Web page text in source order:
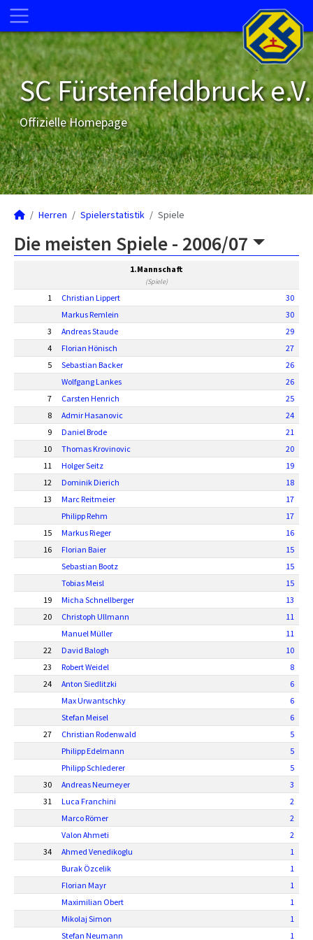
SC Fürstenfeldbruck e.V.
Offizielle Homepage
Herren Spielerstatistik Spiele
Die meisten Spiele - 2006/07
1.Mannschaft
(Spiele)
1 Christian Lippert
30
Markus Remlein
30
3
Andreas Staude
29
4
Florian Hönisch
27
5
Sebastian Backer
26
Wolfgang Lankes
26
7
Carsten Henrich
25
8
Admir Hasanovic
24
9
Daniel Brode
21
10
Thomas Krovinovic
20
11
Holger Seitz
19
12
Dominik Dierich
18
13
Marc Reitmeier
17
Philipp Rehm
17
15
Markus Rieger
16
16
Florian Baier
15
Sebastian Bootz
15
Tobias Meisl
15
19
Micha Schnellberger
13
20
Christoph Ullmann
11
Manuel Müller
11
22
David Balogh
10
23
Robert Weidel
8
24
Anton Siedlitzki
6
Max Urwantschky
6
Stefan Meisel
6
27
Christian Rodenwald
5
Philipp Edelmann
5
Philipp Schlederer
5
30
Andreas Neumeyer
3
31
Luca Franchini
2
Marco Römer
2
Valon Ahmeti
2
34
Ahmed Venedikoglu
1
Burak Özcelik
1
Florian Mayr
1
Maximilian Obert
1
Mikolaj Simon
1
Stefan Neumann
1